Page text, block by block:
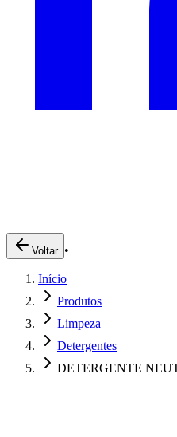
Pedidos Online
Trabalhe Conosco
Voltar •
Início
Produtos
Limpeza
Detergentes
DETERGENTE